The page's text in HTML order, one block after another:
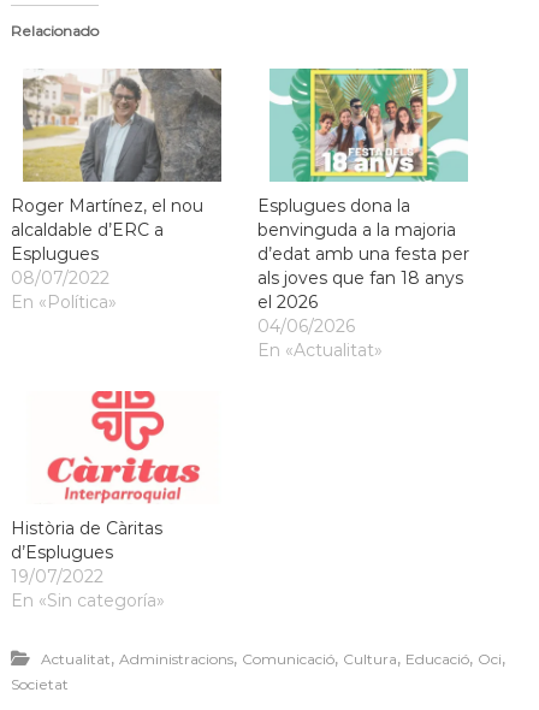
Relacionado
Roger Martínez, el nou
alcaldable d’ERC a
Esplugues
08/07/2022
En «Política»
Esplugues dona la
benvinguda a la majoria
d’edat amb una festa per
als joves que fan 18 anys
el 2026
04/06/2026
En «Actualitat»
Història de Càritas
d’Esplugues
19/07/2022
En «Sin categoría»
Actualitat, Administracions, Comunicació, Cultura, Educació, Oci,
Societat